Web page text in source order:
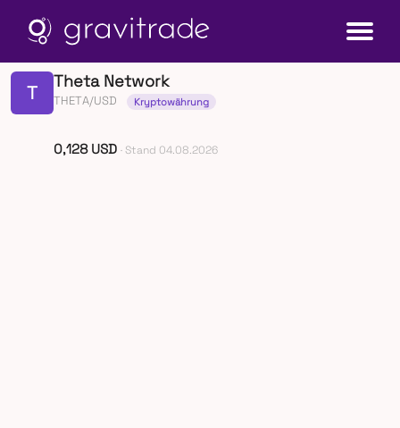
T
Theta Network
THETA/USD Kryptowährung
0,128 USD · Stand 04.08.2026